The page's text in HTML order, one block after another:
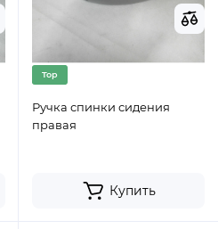
Top
Ручка спинки сидения
правая
Купить